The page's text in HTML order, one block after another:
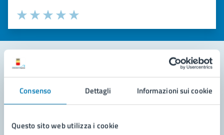
Consenso Dettagli Informazioni sui cookie
Questo sito web utilizza i cookie
Valuta la chiarezza delle informazioni (da 1 a 5 stelle)
Seleziona il numero di stelle per valutare la chiarezza delle
Valuta 5 stelle su 5
Valuta 4 stelle su 5
Valuta 3 stelle su 5
Valuta 2 stelle su 5
Valuta 1 stelle su 5
Leggi le domande frequenti
Richiedi assistenza